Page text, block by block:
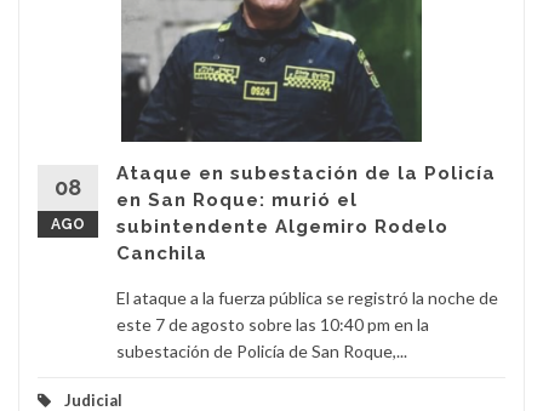
08
AGO
Ataque en subestación de la Policía
en San Roque: murió el
subintendente Algemiro Rodelo
Canchila
El ataque a la fuerza pública se registró la noche de
este 7 de agosto sobre las 10:40 pm en la
subestación de Policía de San Roque,...
Judicial